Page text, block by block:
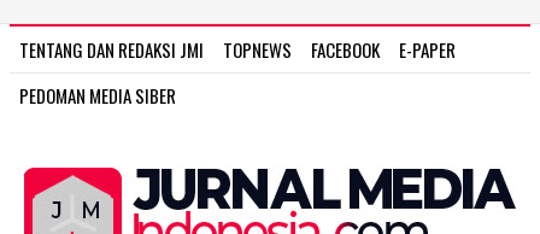
TENTANG DAN REDAKSI JMI TOPNEWS FACEBOOK
E-PAPER
PEDOMAN MEDIA SIBER